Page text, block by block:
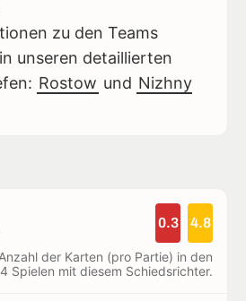
zu den Teams
unseren detaillierten
Rostow und Nizhny
0.3 4.8
der Karten (pro Partie) in den
Spielen mit diesem Schiedsrichter.